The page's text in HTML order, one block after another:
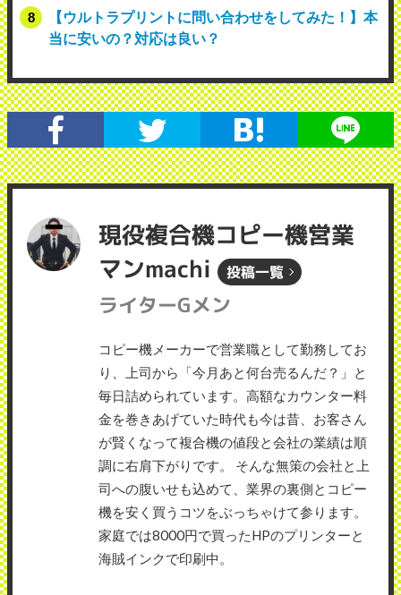
【ウルトラプリントに問い合わせをしてみた！】本
当に安いの？対応は良い？
現役複合機コピー機営業
マンmachi
投稿一覧
ライターGメン
コピー機メーカーで営業職として勤務してお
り、上司から「今月あと何台売るんだ？」と
毎日詰められています。高額なカウンター料
金を巻きあげていた時代も今は昔、お客さん
が賢くなって複合機の値段と会社の業績は順
調に右肩下がりです。 そんな無策の会社と上
司への腹いせも込めて、業界の裏側とコピー
機を安く買うコツをぶっちゃけて参ります。
家庭では8000円で買ったHPのプリンターと
海賊インクで印刷中。